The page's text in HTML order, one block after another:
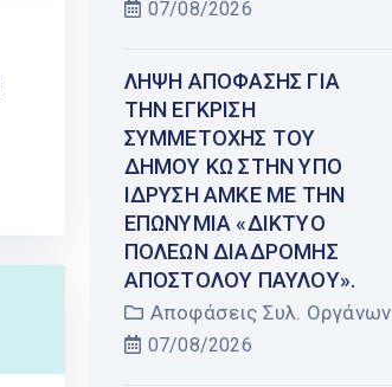
07/08/2026
ΛΉΨΗ ΑΠΌΦΑΣΗΣ ΓΙΑ
ΤΗΝ ΈΓΚΡΙΣΗ
ΣΥΜΜΕΤΟΧΉΣ ΤΟΥ
ΔΉΜΟΥ ΚΩ ΣΤΗΝ ΥΠΌ
ΊΔΡΥΣΗ ΑΜΚΕ ΜΕ ΤΗΝ
ΕΠΩΝΥΜΊΑ «ΔΊΚΤΥΟ
ΠΌΛΕΩΝ ΔΙΑΔΡΟΜΉΣ
ΑΠΟΣΤΌΛΟΥ ΠΑΎΛΟΥ».
Αποφάσεις Συλ. Οργάνων
07/08/2026